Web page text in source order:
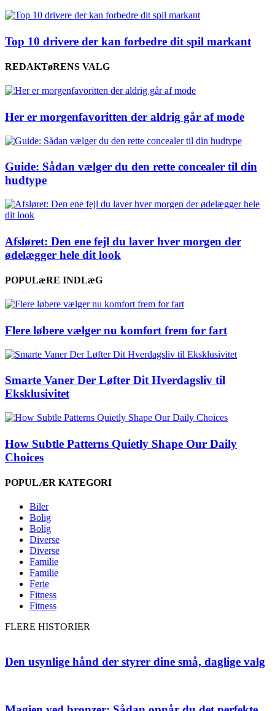
Top 10 drivere der kan forbedre dit spil markant
REDAKTøRENS VALG
Her er morgenfavoritten der aldrig går af mode
Guide: Sådan vælger du den rette concealer til din
hudtype
Afsløret: Den ene fejl du laver hver morgen der
ødelægger hele dit look
POPULæRE INDLæG
Flere løbere vælger nu komfort frem for fart
Smarte Vaner Der Løfter Dit Hverdagsliv til
Eksklusivitet
How Subtle Patterns Quietly Shape Our Daily
Choices
POPULÆR KATEGORI
Biler
Bolig
Bolig
Diverse
Diverse
Familie
Familie
Ferie
Fitness
Fitness
FLERE HISTORIER
Den usynlige hånd der styrer dine små, daglige valg